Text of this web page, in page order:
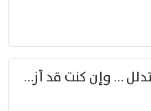
أفاطم مهلا بعض هذا التدلل … وإن كنت قد أزمعت صرمي فأجملي